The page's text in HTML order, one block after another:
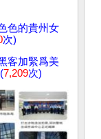
色的貴州女
次)
客加緊爲美
7,209次)